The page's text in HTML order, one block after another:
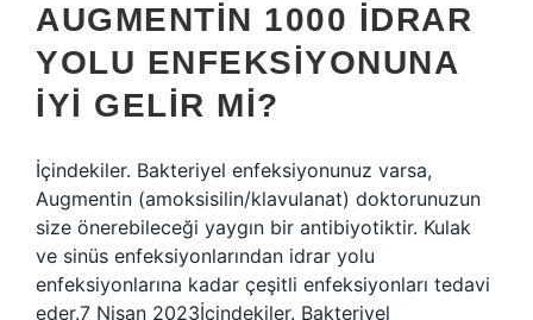
AUGMENTIN 1000 IDRAR
YOLU ENFEKSIYONUNA
IYI GELIR MI?
İçindekiler. Bakteriyel enfeksiyonunuz varsa,
Augmentin (amoksisilin/klavulanat) doktorunuzun
size önerebileceği yaygın bir antibiyotiktir. Kulak
ve sinüs enfeksiyonlarından idrar yolu
enfeksiyonlarına kadar çeşitli enfeksiyonları tedavi
eder.7 Nisan 2023İçindekiler. Bakteriyel